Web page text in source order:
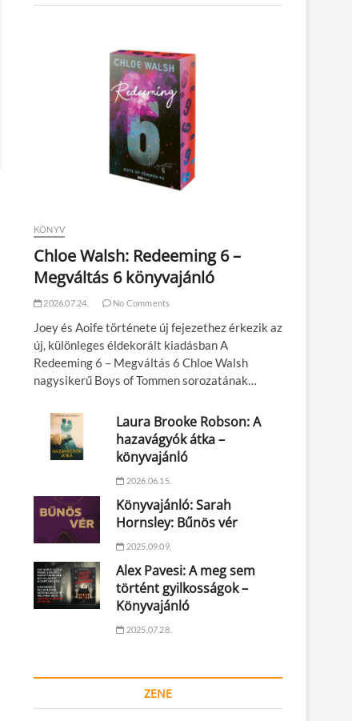
KÖNYV
Chloe Walsh: Redeeming 6 –
Megváltás 6 könyvajánló
2026.07.24. No Comments
Joey és Aoife története új fejezethez érkezik az
új, különleges éldekorált kiadásban A
Redeeming 6 – Megváltás 6 Chloe Walsh
nagysikerű Boys of Tommen sorozatának…
Laura Brooke Robson: A
hazavágyók átka –
könyvajánló
2026.06.15.
Könyvajánló: Sarah
Hornsley: Bűnös vér
2025.09.09.
Alex Pavesi: A meg sem
történt gyilkosságok –
Könyvajánló
2025.07.28.
ZENE